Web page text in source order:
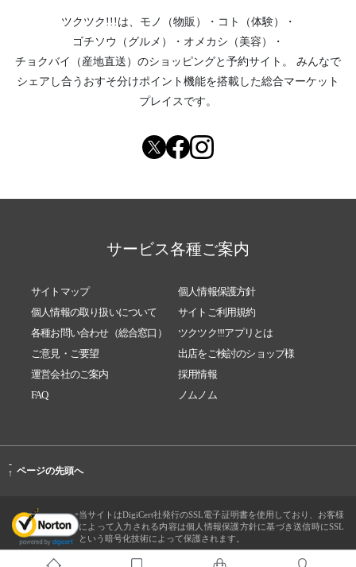
ツクツク!!!は、 モノ（物販） ・ コト（体験）
・
ゴチソウ（グルメ）
・ オメカシ（美容）
・
チョクバイ（産地直送） のショッピングと予約サイト。
みんなで
シェアし合う おすそ分けポイント機能を搭載した総合マーケット
プレイスです。
サービス各種ご案内
サイトマップ
個人情報保護方針
個人情報の取り扱いについて
サイトご利用規約
各種お問い合わせ（総合窓口）
ツクツク!!!アプリとは
ご意見・ご要望
出店をご検討のショップ様
運営会社のご案内
採用情報
FAQ
ノムノム
-
↑ ページの先頭へ
当サイトはDigiCert社発行のSSL電子証明書を使用しており、お客様
によって入力される内容は個人情報保護方針に基づき送信時にSSL
という暗号化技術によって保護されます。